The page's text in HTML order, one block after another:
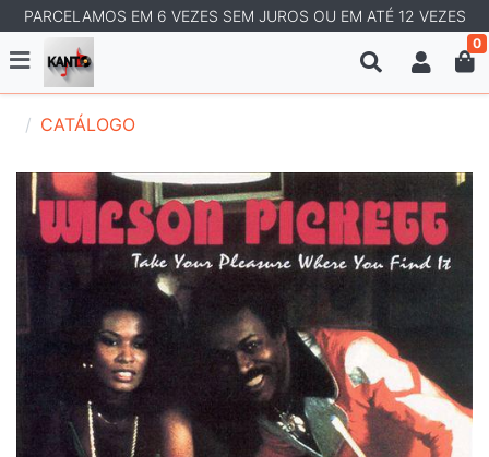
PARCELAMOS EM 6 VEZES SEM JUROS OU EM ATÉ 12 VEZES
0
CATÁLOGO